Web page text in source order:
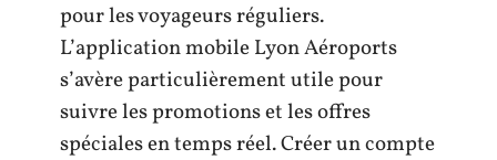
pour les voyageurs réguliers.
L’application mobile Lyon Aéroports
s’avère particulièrement utile pour
suivre les promotions et les offres
spéciales en temps réel. Créer un compte